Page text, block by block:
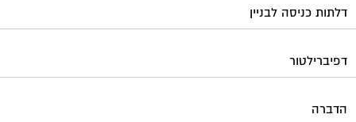
דלתות כניסה לבניין
דפיברילטור
הדברה